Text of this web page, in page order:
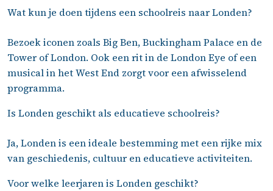
Wat kun je doen tijdens een schoolreis naar Londen?
Bezoek iconen zoals Big Ben, Buckingham Palace en de
Tower of London. Ook een rit in de London Eye of een
musical in het West End zorgt voor een afwisselend
programma.
Is Londen geschikt als educatieve schoolreis?
Ja, Londen is een ideale bestemming met een rijke mix
van geschiedenis, cultuur en educatieve activiteiten.
Voor welke leerjaren is Londen geschikt?